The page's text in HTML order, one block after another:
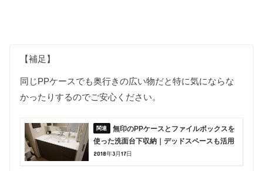
【補足】
同じPPケースでも奥行きの広い物だと特に気にならな
かったりするのでご安心ください。
無印のPPケースとファイルボックスを
使った洗面台下収納｜デッドスペースも活用
2018年3月17日